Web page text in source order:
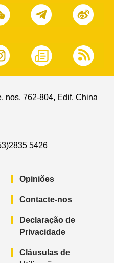
nos. 762-804, Edif. China
5426
Opiniões
Contacte-nos
Declaração de
Privacidade
Cláusulas de